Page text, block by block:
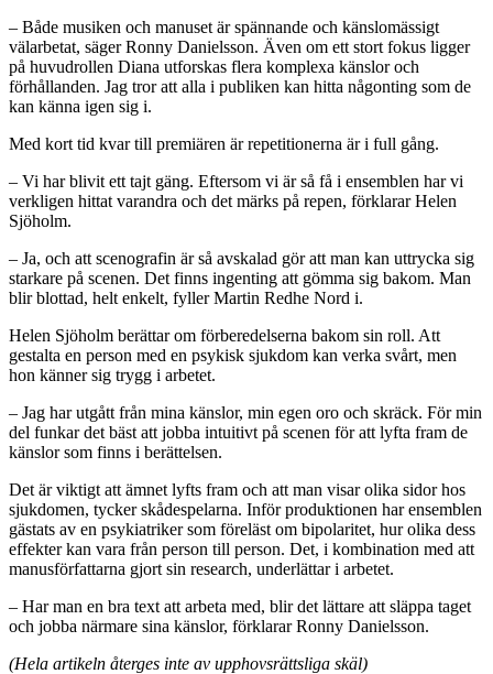
– Både musiken och manuset är spännande och känslomässigt
välarbetat, säger Ronny Danielsson. Även om ett stort fokus ligger
på huvudrollen Diana utforskas flera komplexa känslor och
förhållanden. Jag tror att alla i publiken kan hitta någonting som de
kan känna igen sig i.
Med kort tid kvar till premiären är repetitionerna är i full gång.
– Vi har blivit ett tajt gäng. Eftersom vi är så få i ensemblen har vi
verkligen hittat varandra och det märks på repen, förklarar Helen
Sjöholm.
– Ja, och att scenografin är så avskalad gör att man kan uttrycka sig
starkare på scenen. Det finns ingenting att gömma sig bakom. Man
blir blottad, helt enkelt, fyller Martin Redhe Nord i.
Helen Sjöholm berättar om förberedelserna bakom sin roll. Att
gestalta en person med en psykisk sjukdom kan verka svårt, men
hon känner sig trygg i arbetet.
– Jag har utgått från mina känslor, min egen oro och skräck. För min
del funkar det bäst att jobba intuitivt på scenen för att lyfta fram de
känslor som finns i berättelsen.
Det är viktigt att ämnet lyfts fram och att man visar olika sidor hos
sjukdomen, tycker skådespelarna. Inför produktionen har ensemblen
gästats av en psykiatriker som föreläst om bipolaritet, hur olika dess
effekter kan vara från person till person. Det, i kombination med att
manusförfattarna gjort sin research, underlättar i arbetet.
– Har man en bra text att arbeta med, blir det lättare att släppa taget
och jobba närmare sina känslor, förklarar Ronny Danielsson.
(Hela artikeln återges inte av upphovsrättsliga skäl)